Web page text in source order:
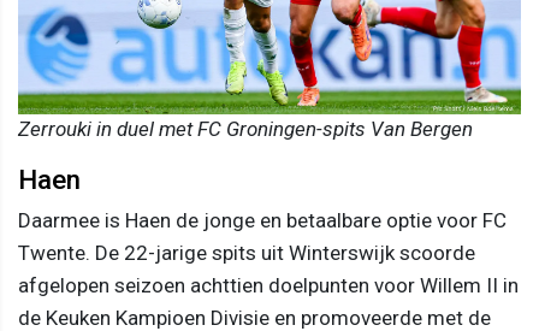
Zerrouki in duel met FC Groningen-spits Van Bergen
Haen
Daarmee is Haen de jonge en betaalbare optie voor FC
Twente. De 22-jarige spits uit Winterswijk scoorde
afgelopen seizoen achttien doelpunten voor Willem II in
de Keuken Kampioen Divisie en promoveerde met de